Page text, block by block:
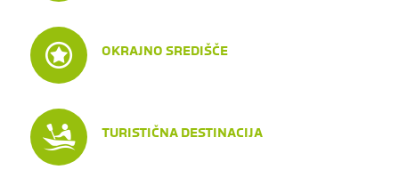
OKRAJNO SREDIŠČE
TURISTIČNA DESTINACIJA